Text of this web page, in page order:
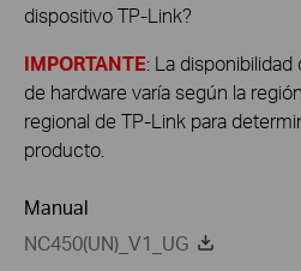
dispositivo TP-Link?
IMPORTANTE: La
de hardware varía según la
regional de TP-Link para
producto.
Manual
NC450(UN)_V1_UG